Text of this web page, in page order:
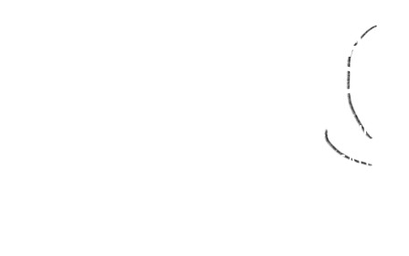
BRUXELLOISE : LA
POSITION DU CBCS
POLITIQUES
TERRITORIALISATION